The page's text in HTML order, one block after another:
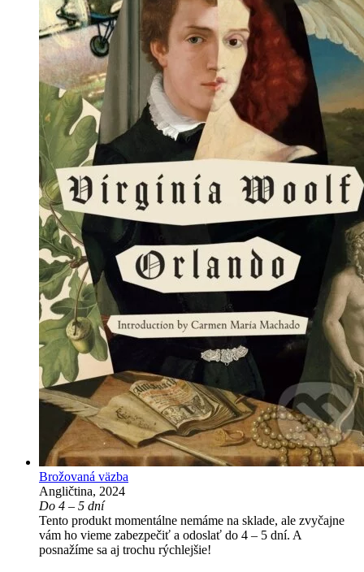
Brožovaná väzba
Angličtina, 2024
Do 4 – 5 dní
Tento produkt momentálne nemáme na sklade, ale zvyčajne
vám ho vieme zabezpečiť a odoslať do 4 – 5 dní. A
posnažíme sa aj trochu rýchlejšie!